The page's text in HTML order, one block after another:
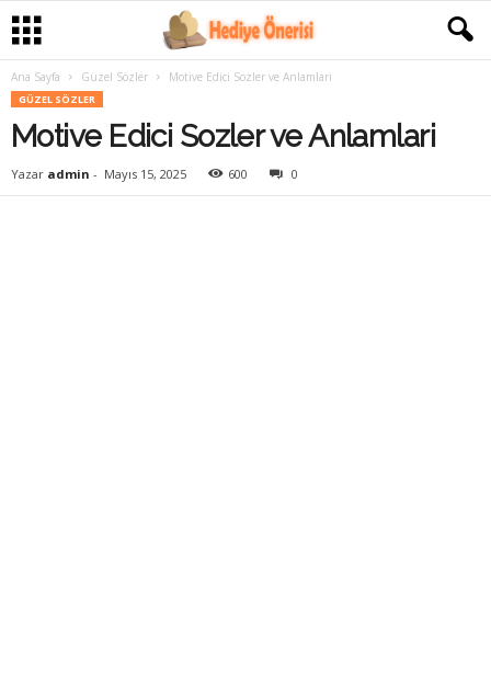
Ana Sayfa Güzel Sözler Motive Edici Sozler ve Anlamlari
GÜZEL SÖZLER
Motive Edici Sozler ve Anlamlari
Yazar admin - Mayıs 15, 2025 600 0